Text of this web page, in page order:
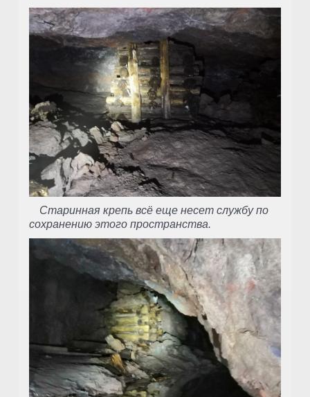
Старинная крепь всё еще несет службу по
сохранению этого пространства.